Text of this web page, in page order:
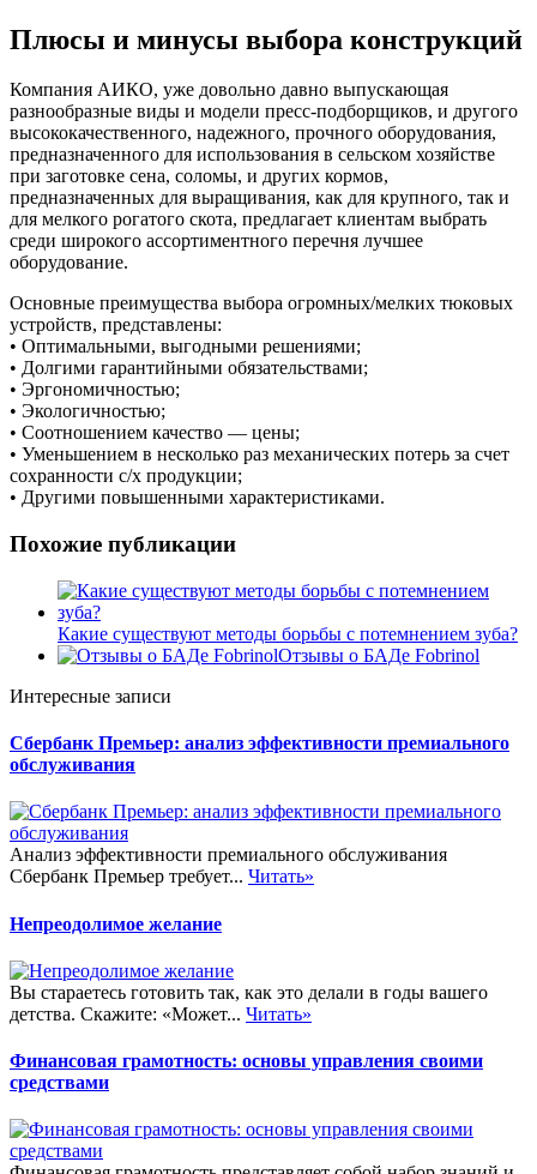
Плюсы и минусы выбора конструкций
Компания АИКО, уже довольно давно выпускающая
разнообразные виды и модели пресс-подборщиков, и другого
высококачественного, надежного, прочного оборудования,
предназначенного для использования в сельском хозяйстве
при заготовке сена, соломы, и других кормов,
предназначенных для выращивания, как для крупного, так и
для мелкого рогатого скота, предлагает клиентам выбрать
среди широкого ассортиментного перечня лучшее
оборудование.
Основные преимущества выбора огромных/мелких тюковых
устройств, представлены:
• Оптимальными, выгодными решениями;
• Долгими гарантийными обязательствами;
• Эргономичностью;
• Экологичностью;
• Соотношением качество — цены;
• Уменьшением в несколько раз механических потерь за счет
сохранности с/х продукции;
• Другими повышенными характеристиками.
Похожие публикации
Какие существуют методы борьбы с потемнением зуба?
Отзывы о БАДе Fobrinol
Интересные записи
Сбербанк Премьер: анализ эффективности премиального
обслуживания
Анализ эффективности премиального обслуживания
Сбербанк Премьер требует... Читать»
Непреодолимое желание
Вы стараетесь готовить так, как это делали в годы вашего
детства. Скажите: «Может... Читать»
Финансовая грамотность: основы управления своими
средствами